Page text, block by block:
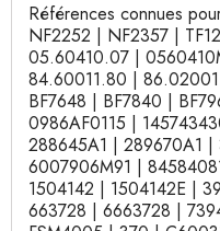
Références connues
NF2252 | NF2357 |
05.60410.07 |
84.60011.80 |
BF7648 | BF7840 |
0986AF0115 |
288645A1 | 289670A1
6007906M91 |
1504142 | 1504142E |
663728 | 6663728 |